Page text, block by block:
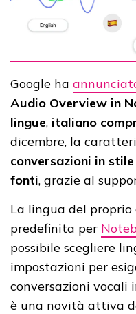
Google ha
Audio Overview in
lingue, italiano
dicembre, la
conversazioni in
fonti, grazie al
La lingua del
predefinita per
possibile scegliere
impostazioni per
conversazioni vocali
è una novità attiva